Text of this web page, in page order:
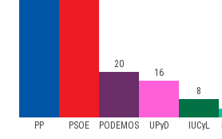
PP PSOE PODEMOS UPyD IUCyL
20
16
8